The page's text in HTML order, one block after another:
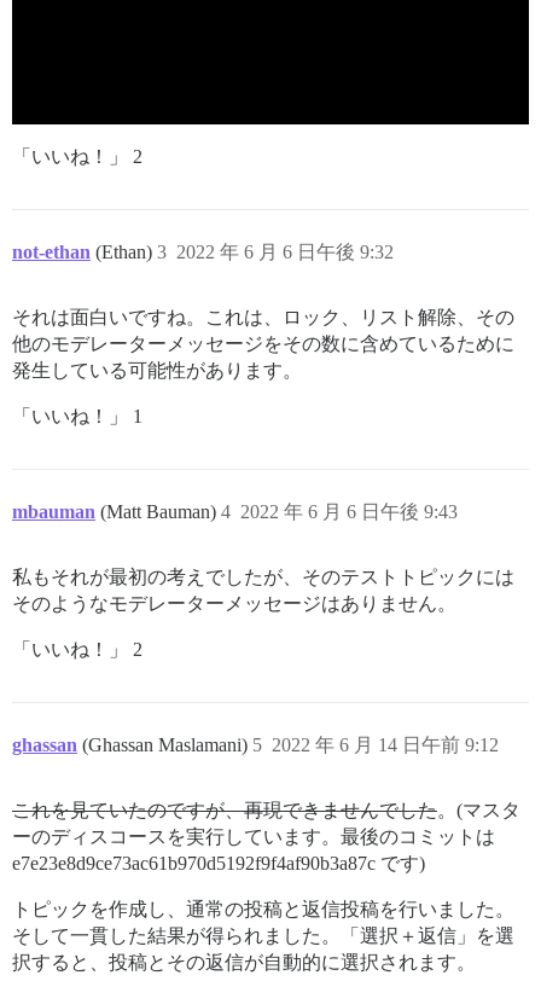
「いいね！」 2
not-ethan (Ethan) 2022 年 6 月 6 日午後 9:32
3
それは面白いですね。これは、ロック、リスト解除、その
他のモデレーターメッセージをその数に含めているために
発生している可能性があります。
「いいね！」 1
mbauman (Matt Bauman) 2022 年 6 月 6 日午後 9:43
4
私もそれが最初の考えでしたが、そのテストトピックには
そのようなモデレーターメッセージはありません。
「いいね！」 2
ghassan (Ghassan Maslamani) 2022 年 6 月 14 日午前 9:12
5
これを見ていたのですが、再現できませんでした。(マスタ
ーのディスコースを実行しています。最後のコミットは
e7e23e8d9ce73ac61b970d5192f9f4af90b3a87c です)
トピックを作成し、通常の投稿と返信投稿を行いました。
そして一貫した結果が得られました。「選択＋返信」を選
択すると、投稿とその返信が自動的に選択されます。